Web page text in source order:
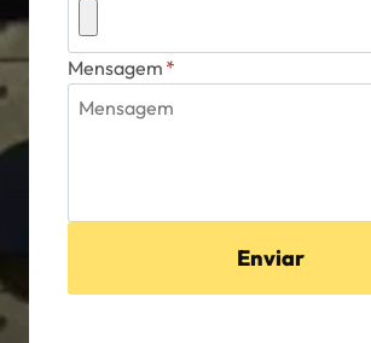
Mensagem *
Enviar